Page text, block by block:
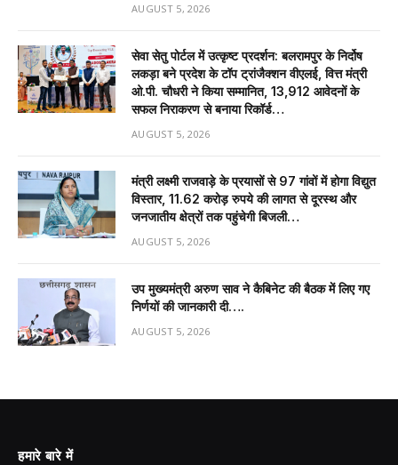
AUGUST 5, 2026
सेवा सेतु पोर्टल में उत्कृष्ट प्रदर्शन: बलरामपुर के निर्दोष
लकड़ा बने प्रदेश के टॉप ट्रांजैक्शन वीएलई, वित्त मंत्री
ओ.पी. चौधरी ने किया सम्मानित, 13,912 आवेदनों के
सफल निराकरण से बनाया रिकॉर्ड…
AUGUST 5, 2026
मंत्री लक्ष्मी राजवाड़े के प्रयासों से 97 गांवों में होगा विद्युत
विस्तार, 11.62 करोड़ रुपये की लागत से दूरस्थ और
जनजातीय क्षेत्रों तक पहुंचेगी बिजली…
AUGUST 5, 2026
उप मुख्यमंत्री अरुण साव ने कैबिनेट की बैठक में लिए गए
निर्णयों की जानकारी दी….
AUGUST 5, 2026
हमारे बारे में